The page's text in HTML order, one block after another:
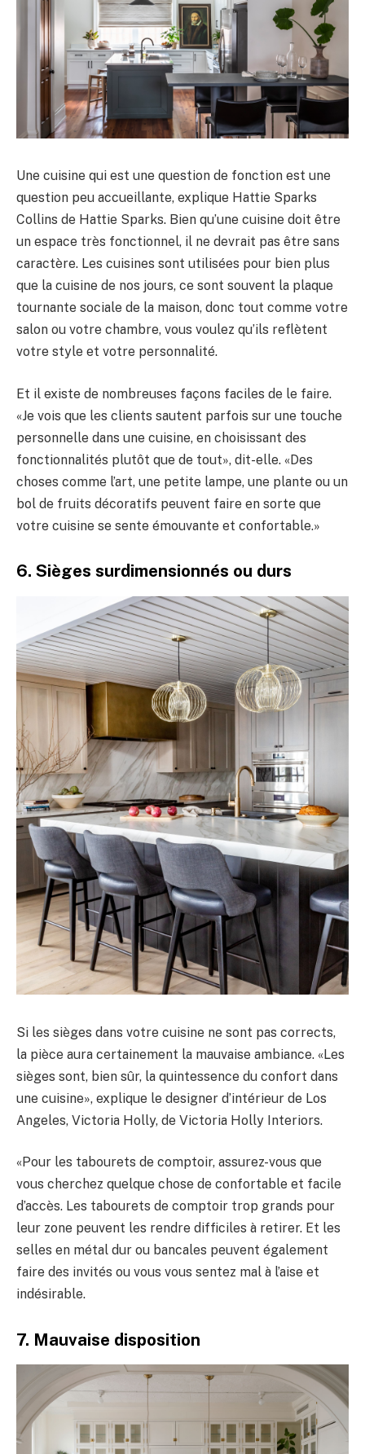
Une cuisine qui est une question de fonction est une
question peu accueillante, explique Hattie Sparks
Collins de Hattie Sparks. Bien qu’une cuisine doit être
un espace très fonctionnel, il ne devrait pas être sans
caractère. Les cuisines sont utilisées pour bien plus
que la cuisine de nos jours, ce sont souvent la plaque
tournante sociale de la maison, donc tout comme votre
salon ou votre chambre, vous voulez qu’ils reflètent
votre style et votre personnalité.
Et il existe de nombreuses façons faciles de le faire.
«Je vois que les clients sautent parfois sur une touche
personnelle dans une cuisine, en choisissant des
fonctionnalités plutôt que de tout», dit-elle. «Des
choses comme l’art, une petite lampe, une plante ou un
bol de fruits décoratifs peuvent faire en sorte que
votre cuisine se sente émouvante et confortable.»
6. Sièges surdimensionnés ou durs
Si les sièges dans votre cuisine ne sont pas corrects,
la pièce aura certainement la mauvaise ambiance. «Les
sièges sont, bien sûr, la quintessence du confort dans
une cuisine», explique le designer d’intérieur de Los
Angeles, Victoria Holly, de Victoria Holly Interiors.
«Pour les tabourets de comptoir, assurez-vous que
vous cherchez quelque chose de confortable et facile
d’accès. Les tabourets de comptoir trop grands pour
leur zone peuvent les rendre difficiles à retirer. Et les
selles en métal dur ou bancales peuvent également
faire des invités ou vous vous sentez mal à l’aise et
indésirable.
7. Mauvaise disposition